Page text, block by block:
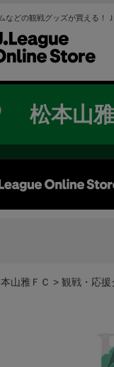
などの観戦グッズが買える！
松本山
山雅ＦＣ 観戦・応援